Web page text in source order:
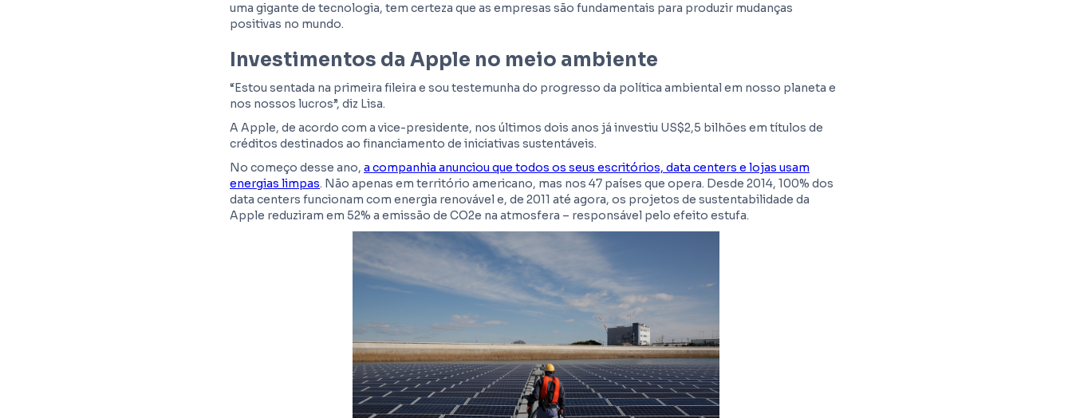
uma gigante de tecnologia, tem certeza que as empresas são fundamentais para produzir mudanças
positivas no mundo.
Investimentos da Apple no meio ambiente
“Estou sentada na primeira fileira e sou testemunha do progresso da política ambiental em nosso planeta e
nos nossos lucros”, diz Lisa.
A Apple, de acordo com a vice-presidente, nos últimos dois anos já investiu US$2,5 bilhões em títulos de
créditos destinados ao financiamento de iniciativas sustentáveis.
No começo desse ano, a companhia anunciou que todos os seus escritórios, data centers e lojas usam
energias limpas. Não apenas em território americano, mas nos 47 países que opera. Desde 2014, 100% dos
data centers funcionam com energia renovável e, de 2011 até agora, os projetos de sustentabilidade da
Apple reduziram em 52% a emissão de CO2e na atmosfera – responsável pelo efeito estufa.